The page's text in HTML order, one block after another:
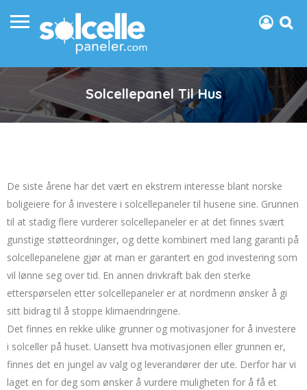
Solcellepanel Til Hus
De siste årene har det vært en ekstrem interesse blant norske
boligeiere for å investere i solcellepaneler til husene sine. Grunnen
til at stadig flere vurderer solcellepaneler er at det finnes svært
gunstige støtteordninger, og dette kombinert med lang garanti på
solcellepanelene gjør at man er garantert en god investering som
vil lønne seg over tid. En annen drivkraft bak den sterke
etterspørselen etter solcellepaneler er at nordmenn ønsker å gi
sitt bidrag til å stoppe klimaendringene.
Det finnes en rekke ulike grunner og motivasjoner for å investere
i solceller på huset. Uansett hva motivasjonen eller grunnen er,
finnes det en jungel av valg og leverandører der ute. Derfor har vi
laget en for deg som ønsker å vurdere muligheten for å få et